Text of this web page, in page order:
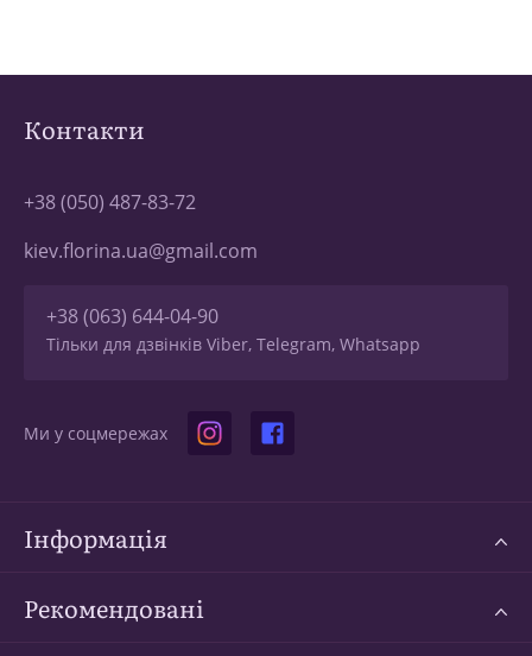
Контакти
+38 (050) 487-83-72
kiev.florina.ua@gmail.com
+38 (063) 644-04-90
Тільки для дзвінків Viber, Telegram, Whatsapp
Ми у соцмережах
Інформація
Рекомендовані